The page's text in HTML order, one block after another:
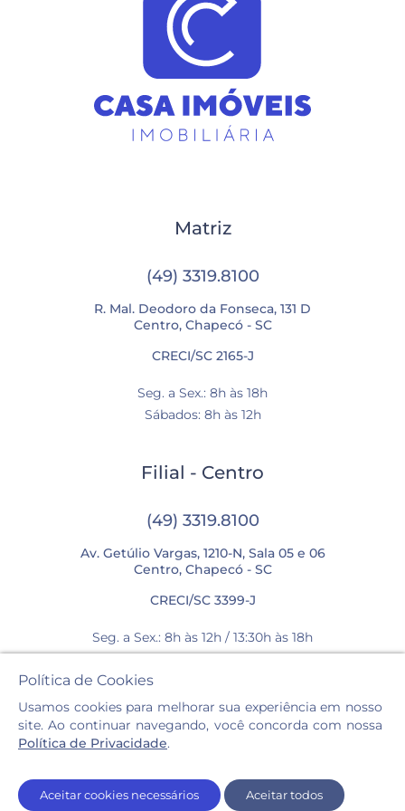
Matriz
(49) 3319.8100
R. Mal. Deodoro da Fonseca, 131 D
Centro, Chapecó - SC
CRECI/SC 2165-J
Seg. a Sex.: 8h às 18h
Sábados: 8h às 12h
Filial - Centro
(49) 3319.8100
Av. Getúlio Vargas, 1210-N, Sala 05 e 06
Centro, Chapecó - SC
CRECI/SC 3399-J
Seg. a Sex.: 8h às 12h / 13:30h às 18h
Sábados: 8h às 12h
Casa Imóveis © 2026. Todos os direitos reservados.
Política de privacidade e cookies.
Política de Cookies
Usamos cookies para melhorar sua experiência em nosso
site. Ao continuar navegando, você concorda com nossa
Política de Privacidade.
Aceitar cookies necessários Aceitar todos